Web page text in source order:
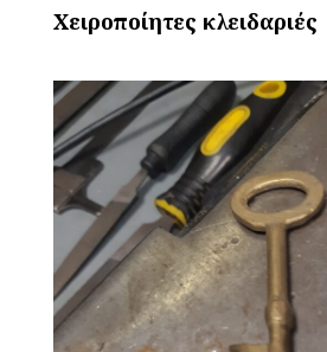
Χειροποίητες κλειδαριές